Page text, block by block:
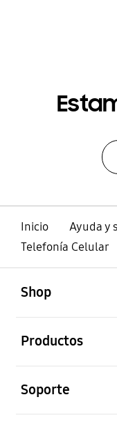
Inicio
Ayuda y
Telefonía Celular
Shop
Productos
Soporte